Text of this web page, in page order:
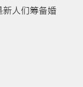
新人们筹备婚